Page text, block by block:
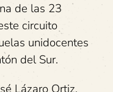
de las 23
circuito
unidocentes
del Sur.